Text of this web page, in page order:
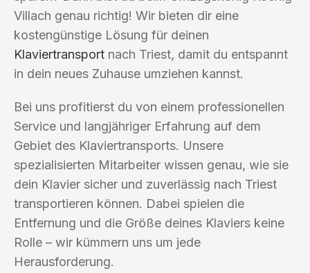
Villach genau richtig! Wir bieten dir eine
kostengünstige Lösung für deinen
Klaviertransport nach Triest, damit du entspannt
in dein neues Zuhause umziehen kannst.
Bei uns profitierst du von einem professionellen
Service und langjähriger Erfahrung auf dem
Gebiet des Klaviertransports. Unsere
spezialisierten Mitarbeiter wissen genau, wie sie
dein Klavier sicher und zuverlässig nach Triest
transportieren können. Dabei spielen die
Entfernung und die Größe deines Klaviers keine
Rolle – wir kümmern uns um jede
Herausforderung.